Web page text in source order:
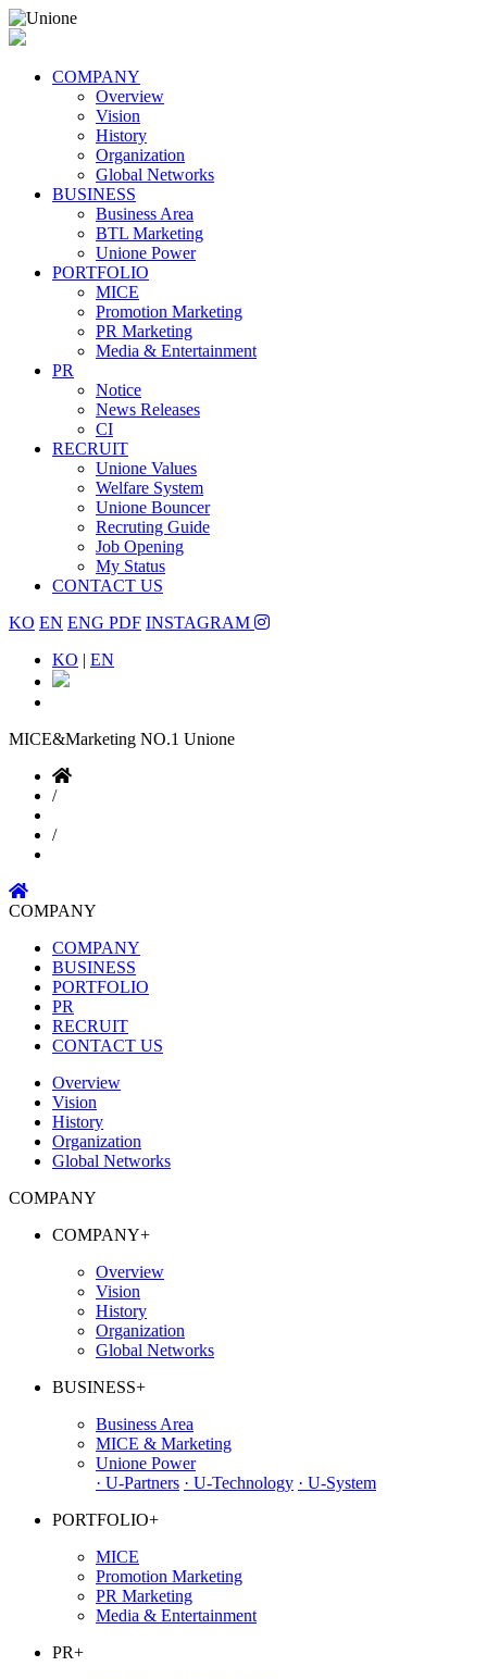
COMPANY
Overview
Vision
History
Organization
Global Networks
BUSINESS
Business Area
BTL Marketing
Unione Power
PORTFOLIO
MICE
Promotion Marketing
PR Marketing
Media & Entertainment
PR
Notice
News Releases
CI
RECRUIT
Unione Values
Welfare System
Unione Bouncer
Recruting Guide
Job Opening
My Status
CONTACT US
KO EN ENG PDF INSTAGRAM
KO | EN
MICE&Marketing NO.1 Unione
/
/
COMPANY
COMPANY
BUSINESS
PORTFOLIO
PR
RECRUIT
CONTACT US
Overview
Vision
History
Organization
Global Networks
COMPANY
COMPANY+
Overview
Vision
History
Organization
Global Networks
BUSINESS+
Business Area
MICE & Marketing
Unione Power
· U-Partners · U-Technology · U-System
PORTFOLIO+
MICE
Promotion Marketing
PR Marketing
Media & Entertainment
PR+